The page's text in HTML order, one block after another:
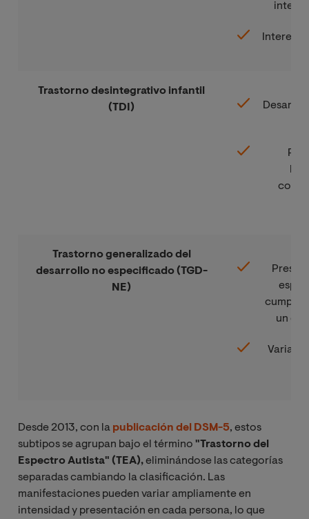
Trastorno desintegrativo infantil
(TDI)
Trastorno generalizado del
desarrollo no especificado (TGD-
NE)
cumple
un
Desde 2013, con la publicación del DSM-5, estos
subtipos se agrupan bajo el término "Trastorno del
Espectro Autista" (TEA),eliminándose las categorías
separadas cambiando la clasificación. Las
manifestaciones pueden variar ampliamente en
intensidad y presentación en cada persona, lo que